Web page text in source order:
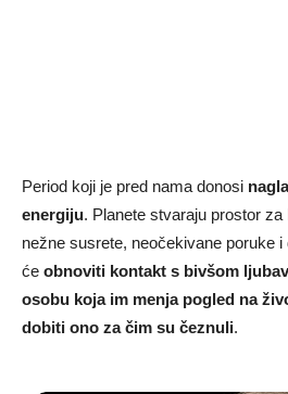
Period koji je pred nama donosi
energiju. Planete stvaraju prostor
nežne susrete, neočekivane poruke
će obnoviti kontakt s bivšom
osobu koja im menja pogled na
dobiti ono za čim su čeznuli.